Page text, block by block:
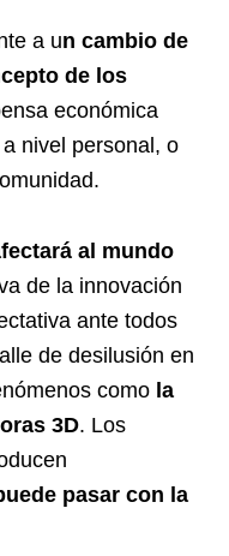
a un cambio de
de los
económica
nivel personal, o
al mundo
de la innovación
ante todos
de desilusión en
como la
3D. Los
pasar con la